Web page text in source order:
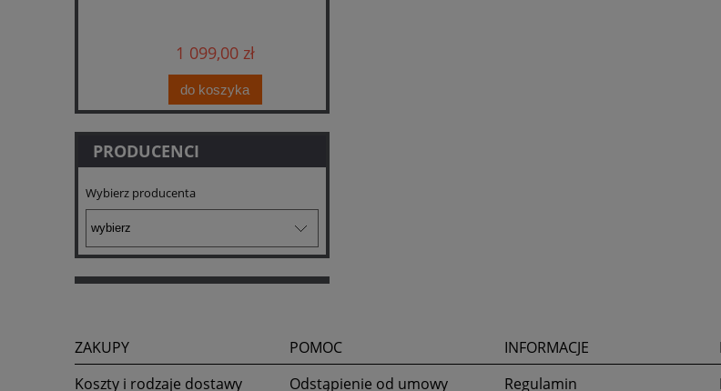
1 099,00 zł
do koszyka
PRODUCENCI
Wybierz producenta
ZAKUPY
Koszty i rodzaje dostawy
POMOC
Odstąpienie od umowy
INFORMACJE
Regulamin